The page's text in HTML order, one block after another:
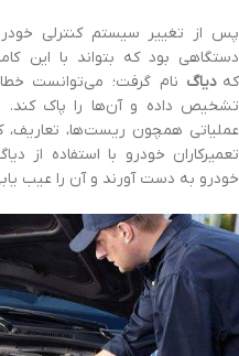
پس از تغییر سیستم کنترلی
دستگاهی بود که بتواند با این
که دیاگ نام گرفت؛ می‌توانست
تشخیص داده و آن‌ها را پاک کند.
عملیاتی همچون ریست‌ها، تعاریف،
تعمیرکاران خودرو با استفاده از
خودرو به دست آورند و آن را عیب